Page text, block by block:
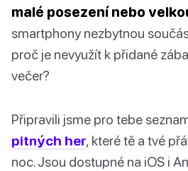
malé posezení nebo
smartphony nezbytnou
proč je nevyužít k přidané
večer?
Připravili jsme pro tebe
pitných her, které tě a tvé
noc. Jsou dostupné na iOS i